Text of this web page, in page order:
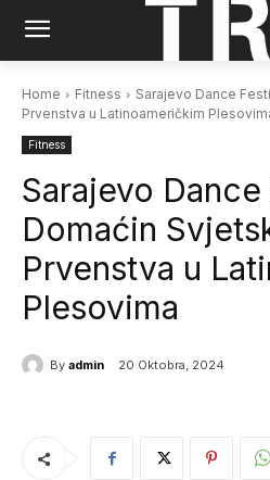
Home Fitness
Sarajevo Dance
Prvenstva u Latinoameričkim
Fitness
Sarajevo
Domaćin
Prvenstva u
Plesovima
By admin 20 Oktobra, 2024